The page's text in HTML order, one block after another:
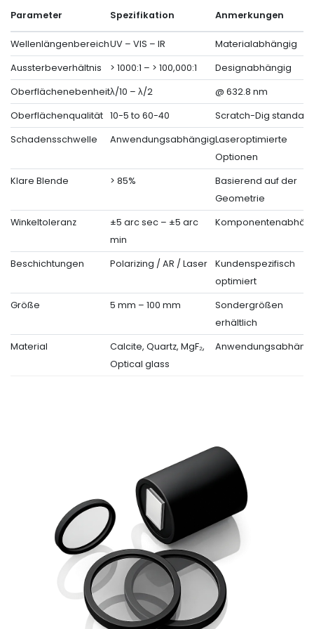
Parameter Spezifikation Anmerkungen
WellenlängenbereichUV – VIS – IR
Materialabhängig
Aussterbeverhältnis
> 1000:1 – > 100,000:1
Designabhängig
Oberflächenebenheitλ/10 – λ/2
@ 632.8 nm
Oberflächenqualität 10-5 to 60-40
Scratch-Dig standard
Schadensschwelle
AnwendungsabhängigLaseroptimierte
Optionen
Klare Blende
> 85%
Basierend auf der
Geometrie
Winkeltoleranz
±5 arc sec – ±5 arc
min
Beschichtungen Polarizing / AR / Laser
Kundenspezifisch
optimiert
Größe
5 mm – 100 mm
Sondergrößen
erhältlich
Material
Calcite, Quartz, MgF₂,
Optical glass